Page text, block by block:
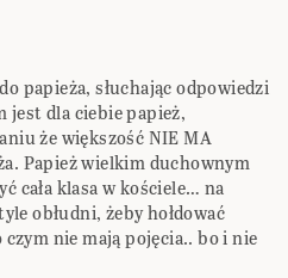
papieża, słuchając odpowiedzi
jest dla ciebie papież,
że większość NIE MA
Papież wielkim duchownym
cała klasa w kościele… na
obłudni, żeby hołdować
nie mają pojęcia.. bo i nie